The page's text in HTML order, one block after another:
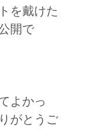
を戴けた
開で
よかっ
がとうご